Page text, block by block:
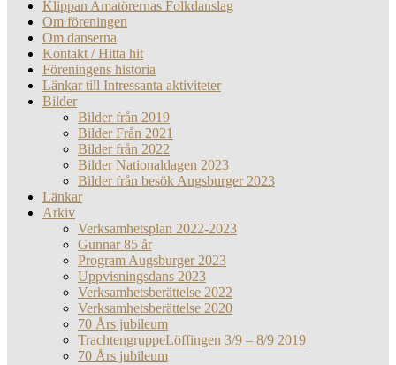
Klippan Amatörernas Folkdanslag
Om föreningen
Om danserna
Kontakt / Hitta hit
Föreningens historia
Länkar till Intressanta aktiviteter
Bilder
Bilder från 2019
Bilder Från 2021
Bilder från 2022
Bilder Nationaldagen 2023
Bilder från besök Augsburger 2023
Länkar
Arkiv
Verksamhetsplan 2022-2023
Gunnar 85 år
Program Augsburger 2023
Uppvisningsdans 2023
Verksamhetsberättelse 2022
Verksamhetsberättelse 2020
70 Års jubileum
TrachtengruppeLöffingen 3/9 – 8/9 2019
70 Års jubileum